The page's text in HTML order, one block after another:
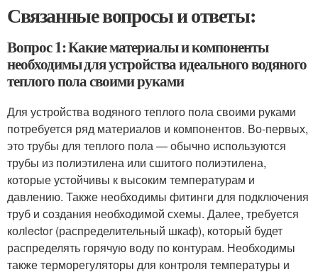
Связанные вопросы и ответы:
Вопрос 1: Какие материалы и компоненты
необходимы для устройства идеального водяного
теплого пола своими руками
Для устройства водяного теплого пола своими руками
потребуется ряд материалов и компонентов. Во-первых,
это трубы для теплого пола — обычно используются
трубы из полиэтилена или сшитого полиэтилена,
которые устойчивы к высоким температурам и
давлению. Также необходимы фитинги для подключения
труб и создания необходимой схемы. Далее, требуется
колlector (распределительный шкаф), который будет
распределять горячую воду по контурам. Необходимы
также терморегуляторы для контроля температуры и